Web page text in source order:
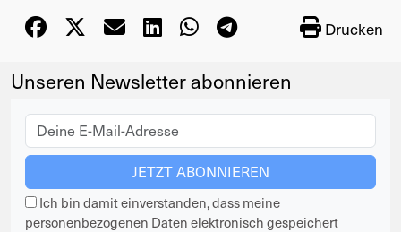
Drucken
Unseren Newsletter abonnieren
Ich bin damit einverstanden, dass meine
personenbezogenen Daten elektronisch gespeichert